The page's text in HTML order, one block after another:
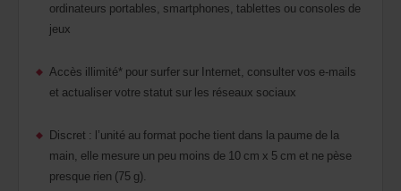
ordinateurs portables, smartphones, tablettes ou consoles de
jeux
Accès illimité* pour surfer sur Internet, consulter vos e-mails
et actualiser votre statut sur les réseaux sociaux
Discret : l’unité au format poche tient dans la paume de la
main, elle mesure un peu moins de 10 cm x 5 cm et ne pèse
presque rien (75 g).